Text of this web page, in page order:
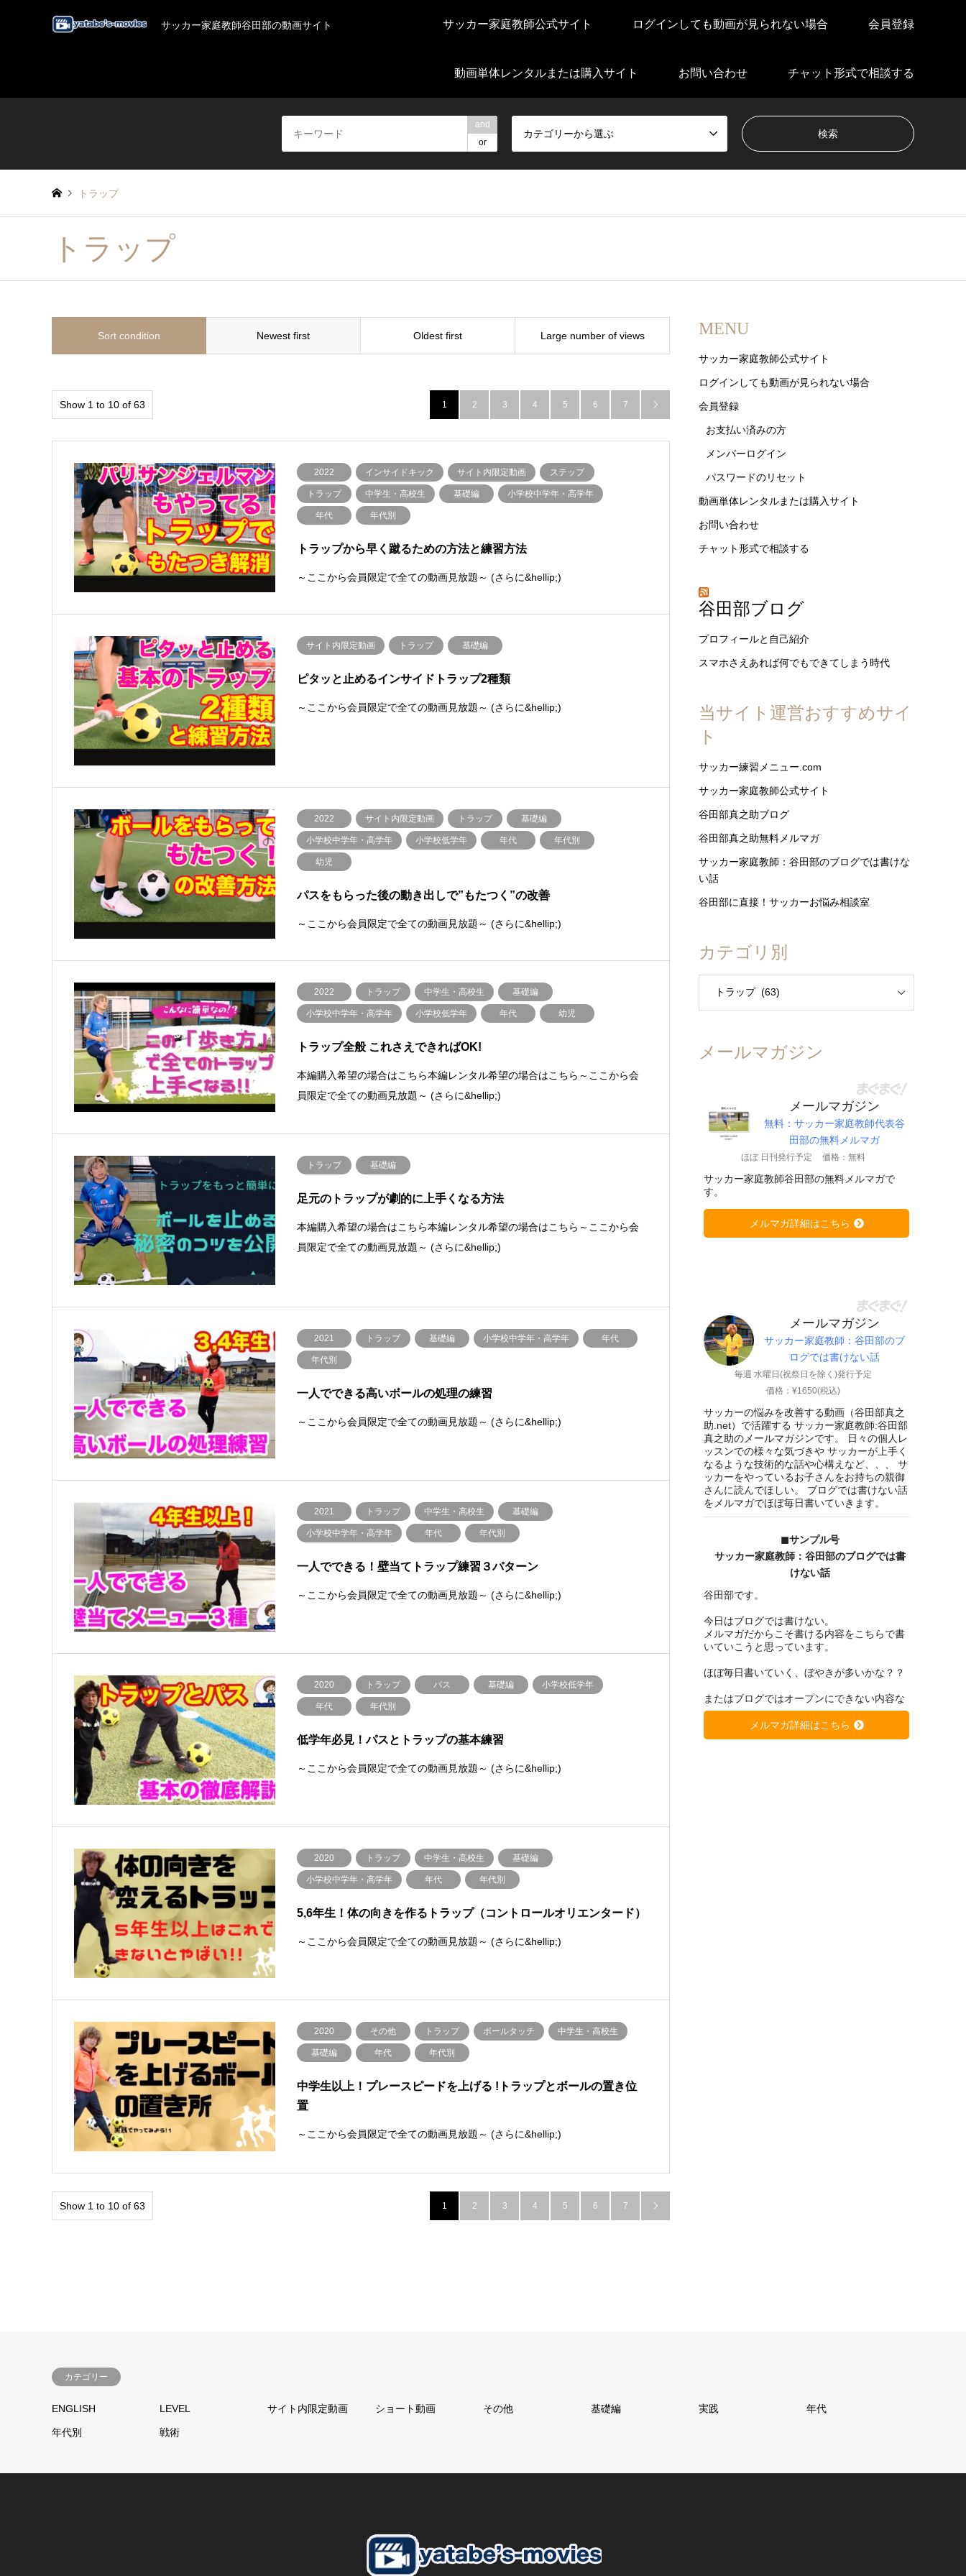
サッカー家庭教師谷田部の動画サイト サッカー家庭教師公式サイト ログインしても動画が見られない場合 会員登録
動画単体レンタルまたは購入サイト お問い合わせ チャット形式で相談する
and
or
カテゴリーから選ぶ
トラップ
トラップ
Sort condition Newest first Oldest first Large number of views
Show 1 to 10 of 63 1 2 3 4 5 6 7 
2022 インサイドキック サイト内限定動画 ステップ
トラップ 中学生・高校生 基礎編 小学校中学年・高学年
年代 年代別
トラップから早く蹴るための方法と練習方法
～ここから会員限定で全ての動画見放題～ (さらに&hellip;)
サイト内限定動画 トラップ 基礎編
ピタッと止めるインサイドトラップ2種類
～ここから会員限定で全ての動画見放題～ (さらに&hellip;)
2022 サイト内限定動画 トラップ 基礎編
小学校中学年・高学年 小学校低学年 年代 年代別
幼児
パスをもらった後の動き出しで”もたつく”の改善
～ここから会員限定で全ての動画見放題～ (さらに&hellip;)
2022 トラップ 中学生・高校生 基礎編
小学校中学年・高学年 小学校低学年 年代 幼児
トラップ全般 これさえできればOK!
本編購入希望の場合はこちら本編レンタル希望の場合はこちら～ここから会
員限定で全ての動画見放題～ (さらに&hellip;)
トラップ 基礎編
足元のトラップが劇的に上手くなる方法
本編購入希望の場合はこちら本編レンタル希望の場合はこちら～ここから会
員限定で全ての動画見放題～ (さらに&hellip;)
2021 トラップ 基礎編 小学校中学年・高学年 年代
年代別
一人でできる高いボールの処理の練習
～ここから会員限定で全ての動画見放題～ (さらに&hellip;)
2021 トラップ 中学生・高校生 基礎編
小学校中学年・高学年 年代 年代別
一人でできる！壁当てトラップ練習３パターン
～ここから会員限定で全ての動画見放題～ (さらに&hellip;)
2020 トラップ パス 基礎編 小学校低学年
年代 年代別
低学年必見！パスとトラップの基本練習
～ここから会員限定で全ての動画見放題～ (さらに&hellip;)
2020 トラップ 中学生・高校生 基礎編
小学校中学年・高学年 年代 年代別
5,6年生！体の向きを作るトラップ（コントロールオリエンタード）
～ここから会員限定で全ての動画見放題～ (さらに&hellip;)
2020 その他 トラップ ボールタッチ 中学生・高校生
基礎編 年代 年代別
中学生以上！プレースピードを上げる !トラップとボールの置き位
置
～ここから会員限定で全ての動画見放題～ (さらに&hellip;)
Show 1 to 10 of 63 1 2 3 4 5 6 7 
MENU
サッカー家庭教師公式サイト
ログインしても動画が見られない場合
会員登録
お支払い済みの方
メンバーログイン
パスワードのリセット
動画単体レンタルまたは購入サイト
お問い合わせ
チャット形式で相談する
谷田部ブログ
プロフィールと自己紹介
スマホさえあれば何でもできてしまう時代
当サイト運営おすすめサイ
ト
サッカー練習メニュー.com
サッカー家庭教師公式サイト
谷田部真之助ブログ
谷田部真之助無料メルマガ
サッカー家庭教師：谷田部のブログでは書けな
い話
谷田部に直接！サッカーお悩み相談室
カテゴリ別
メールマガジン
メールマガジン
無料：サッカー家庭教師代表谷
田部の無料メルマガ
ほぼ 日刊発行予定 価格：無料
サッカー家庭教師谷田部の無料メルマガで
す。
メルマガ詳細はこちら
メールマガジン
サッカー家庭教師：谷田部のブ
ログでは書けない話
毎週 水曜日(祝祭日を除く)発行予定
価格：¥1650(税込)
サッカーの悩みを改善する動画（谷田部真之
助.net）で活躍する サッカー家庭教師:谷田部
真之助のメールマガジンです。 日々の個人レ
ッスンでの様々な気づきや サッカーが上手く
なるような技術的な話や心構えなど、、、 サ
ッカーをやっているお子さんをお持ちの親御
さんに読んでほしい。 ブログでは書けない話
をメルマガでほぼ毎日書いていきます。
◼︎サンプル号
サッカー家庭教師：谷田部のブログでは書
けない話
谷田部です。
今日はブログでは書けない。
メルマガだからこそ書ける内容をこちらで書
いていこうと思っています。
ほぼ毎日書いていく、ぼやきが多いかな？？
またはブログではオープンにできない内容な
どを書いていくつもりです。
す。
一人一人の能力を本人が磨く以上に
メルマガ詳細はこちら
カテゴリー
ENGLISH LEVEL サイト内限定動画 ショート動画 その他 基礎編 実践 年代
年代別 戦術